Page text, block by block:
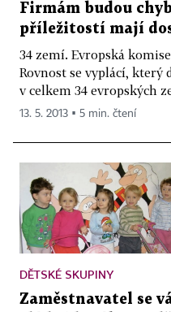
Firmám budou
příležitostí mají
34 zemí. Evropská
Rovnost se vyplácí, který
v celkem 34 evropských
13. 5. 2013 ▪ 5 min. čtení
DĚTSKÉ SKUPINY
Zaměstnavatel se